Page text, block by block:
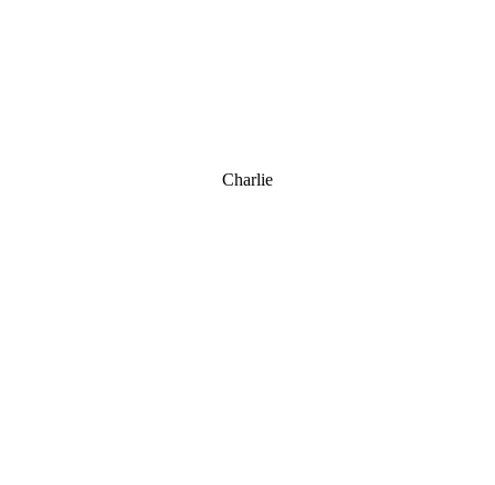
Charlie